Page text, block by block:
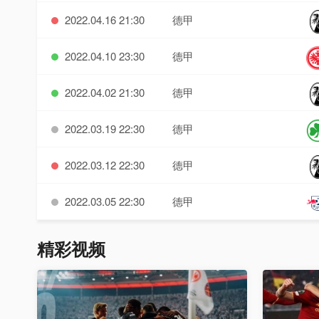
2022.04.16 21:30 德甲
2022.04.10 23:30 德甲
2022.04.02 21:30 德甲
2022.03.19 22:30 德甲
2022.03.12 22:30 德甲
2022.03.05 22:30 德甲
精彩视频